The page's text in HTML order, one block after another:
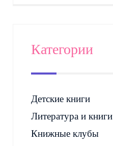
Категории
Детские книги
Литература и книги
Книжные клубы